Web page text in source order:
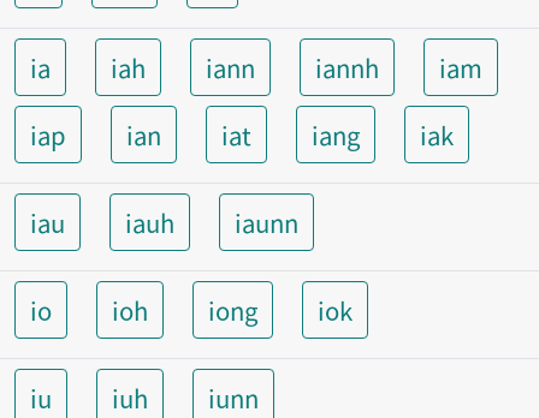
ia iah iann iannh
iam
iap
ian iat iang iak
iau iauh iaunn
io ioh iong iok
iu iuh iunn